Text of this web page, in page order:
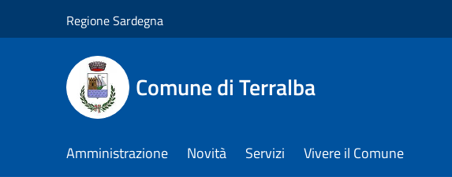
Regione Sardegna
Comune di Terralba
Amministrazione Novità Servizi Vivere il Comune